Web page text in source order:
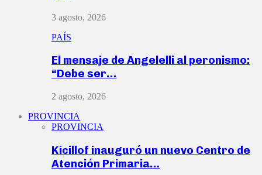
3 agosto, 2026
PAÍS
El mensaje de Angelelli al peronismo:
“Debe ser…
2 agosto, 2026
PROVINCIA
PROVINCIA
Kicillof inauguró un nuevo Centro de
Atención Primaria…